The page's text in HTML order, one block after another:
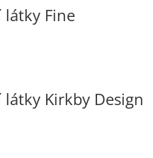
Fine
Kirkby Design